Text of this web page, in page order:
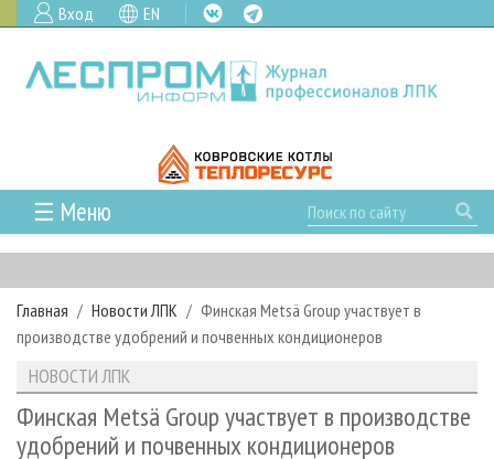
Вход EN
☰ Меню
ГЛАВНАЯ
РУБРИКИ И ТЕМЫ
РУБРИКИ ЖУРНАЛА
ЛЕСОЗАГОТОВКА
ЛЕСОПИЛЕНИЕ
НОВОСТИ
НОВОСТИ ЛПК
НОВОСТИ ЖУРНАЛА
ПРОЕКТЫ ЛПИ
АНАЛИТИКА
ПРЕДПРИЯТИЯ ЛПК
АРХИВ
АРХИВ ЖУРНАЛОВ
О ЖУРНАЛЕ
Главная Новости ЛПК
Финская Metsä Group участвует в
производстве удобрений и почвенных кондиционеров
НОВОСТИ ЛПК
Финская Metsä Group участвует в производстве
удобрений и почвенных кондиционеров